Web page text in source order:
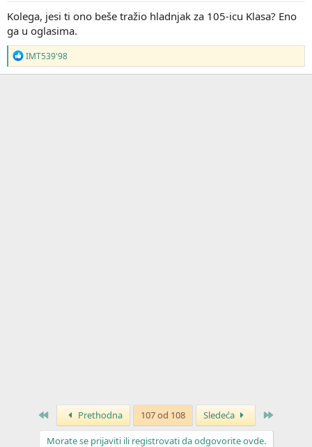
Kolega, jesi ti ono beše tražio hladnjak za 105-icu Klasa? Eno
ga u oglasima.
R
e
a
IMT539'98
Prvo Prethodna 107 od 108 Sledeća
Morate se prijaviti ili registrovati da odgovorite ovde.